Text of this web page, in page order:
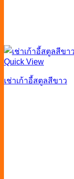
Quick View
เช่าเก้าอี้สตูลสีขาว